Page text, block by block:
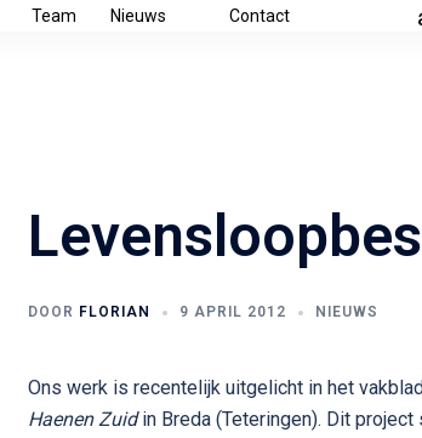
Team Nieuws Contact
DOOR FLORIAN 9 APRIL 2012 NIEUWS
Ons werk is recentelijk uitgelicht in het
Haenen Zuidin Breda (Teteringen). Dit